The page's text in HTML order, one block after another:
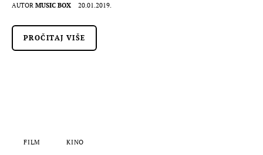
AUTOR MUSIC BOX 20.01.2019.
PROČITAJ VIŠE
FILM KINO